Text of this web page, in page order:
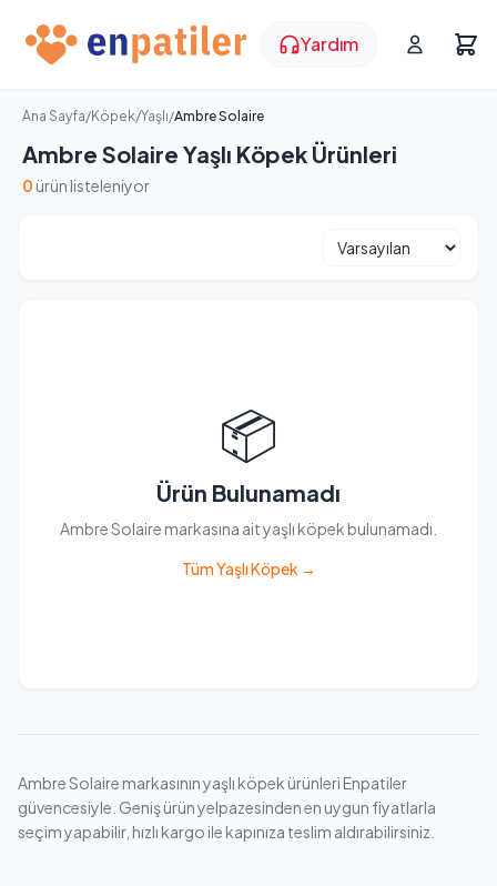
Yardım
Ana Sayfa/Köpek/Yaşlı/Ambre Solaire
Ambre Solaire Yaşlı Köpek Ürünleri
0 ürün listeleniyor
📦
Ürün Bulunamadı
Ambre Solaire markasına ait yaşlı köpek bulunamadı.
Tüm Yaşlı Köpek →
Ambre Solaire markasının yaşlı köpek ürünleri Enpatiler
güvencesiyle. Geniş ürün yelpazesinden en uygun fiyatlarla
seçim yapabilir, hızlı kargo ile kapınıza teslim aldırabilirsiniz.